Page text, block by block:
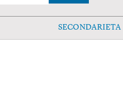
SECONDARIETA